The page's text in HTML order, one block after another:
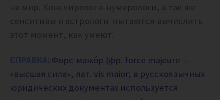
на мир. Конспирологи-нумерологи, а так же
сенситивы и астрологи пытаются вычислить
этот момент, как умеют.
СПРАВКА: Форс-мажо́р (фр. force majeure —
«высшая сила», лат. vis maior; в русскоязычных
юридических документах используется